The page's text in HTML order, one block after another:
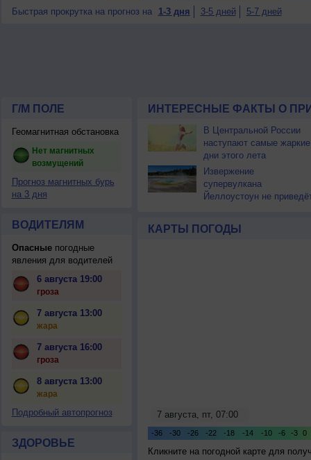
Быстрая прокрутка на прогноз на 1-3 дня 3-5 дней 5-7 дней
Г/М ПОЛЕ
Геомагнитная обстановка
Нет магнитных
возмущений
Прогноз магнитных бурь
на 3 дня
ВОДИТЕЛЯМ
Опасныепогодные
явления для водителей
6 августа 19:00
гроза
7 августа 13:00
жара
7 августа 16:00
гроза
8 августа 13:00
жара
Подробный автопрогноз
ЗДОРОВЬЕ
ИНТЕРЕСНЫЕ ФАКТЫ О
В Центральной России
наступают самые жаркие
дни этого лета
Извержение
супервулкана
Йеллоустоун не
КАРТЫ ПОГОДЫ
Кликните на погодной карте для